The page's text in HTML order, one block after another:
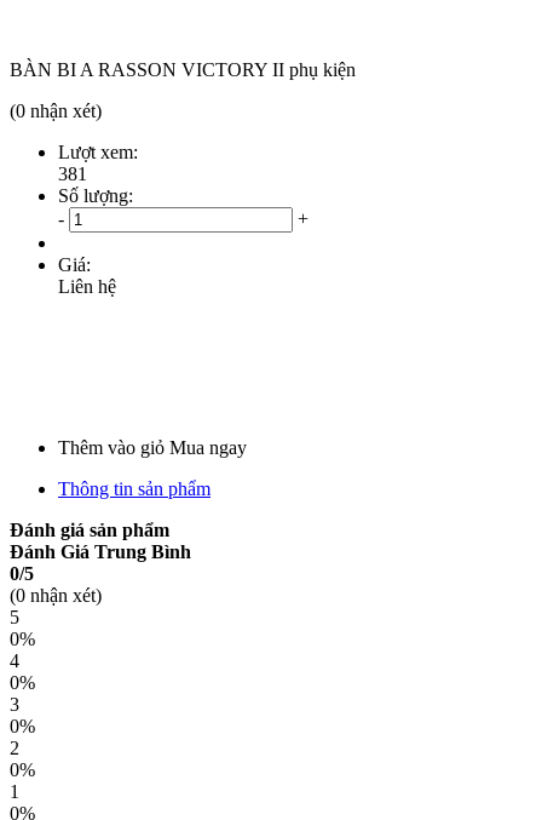
BÀN BI A RASSON VICTORY II phụ kiện
(0 nhận xét)
Lượt xem:
381
Số lượng:
-
+
Giá:
Liên hệ
Thêm vào giỏ Mua ngay
Thông tin sản phẩm
Đánh giá sản phẩm
Đánh Giá Trung Bình
0/5
(0 nhận xét)
5
0%
4
0%
3
0%
2
0%
1
0%